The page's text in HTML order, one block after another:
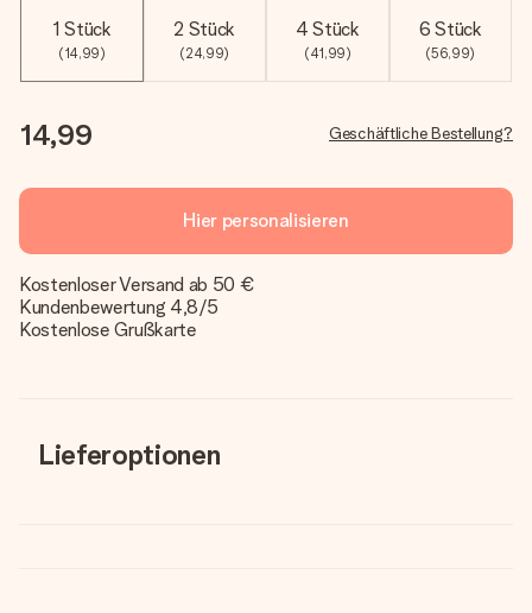
1 Stück
(14,99)
2 Stück
(24,99)
4 Stück
(41,99)
6 Stück
(56,99)
14,99 Geschäftliche Bestellung?
Hier personalisieren
Kostenloser Versand ab 50 €
Kundenbewertung 4,8/5
Kostenlose Grußkarte
Lieferoptionen